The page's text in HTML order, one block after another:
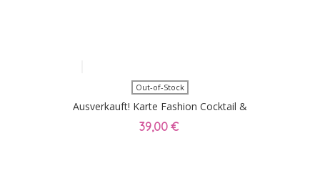
Out-of-Stock
Ausverkauft! Karte Fashion Cocktail &
Show 'Wild Romance'
39,00 €